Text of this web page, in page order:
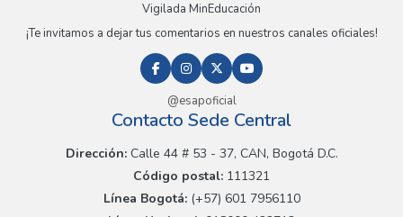
Vigilada MinEducación
¡Te invitamos a dejar tus comentarios en nuestros canales oficiales!
@esapoficial
Contacto Sede Central
Dirección:Calle 44 # 53 - 37, CAN, Bogotá D.C.
Código postal: 111321
Línea Bogotá:(+57) 601 7956110